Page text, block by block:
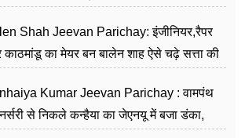
Shah Jeevan Parichay: इंजीनियर,रैपर
काठमांडू का मेयर बन बालेन शाह ऐसे चढ़े सत्ता की
Kumar Jeevan Parichay : वामपंथ
से निकले कन्हैया का जेएनयू में बजा डंका,